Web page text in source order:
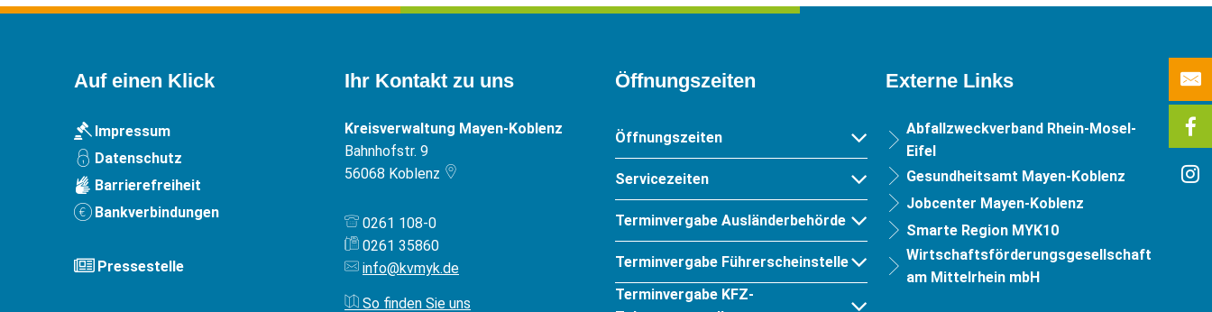
Auf einen Klick
Impressum
Datenschutz
Barrierefreiheit
Bankverbindungen
Pressestelle
Ihr Kontakt zu uns
Kreisverwaltung Mayen-Koblenz
Bahnhofstr. 9
56068 Koblenz
0261 108-0
0261 35860
info@kvmyk.de
So finden Sie uns
Öffnungszeiten
Öffnungszeiten
Servicezeiten
Terminvergabe Ausländerbehörde
Terminvergabe Führerscheinstelle
Terminvergabe KFZ-
Externe Links
Abfallzweckverband Rhein-Mosel-
Eifel
Gesundheitsamt Mayen-Koblenz
Jobcenter Mayen-Koblenz
Smarte Region MYK10
Wirtschaftsförderungsgesellschaft
am Mittelrhein mbH